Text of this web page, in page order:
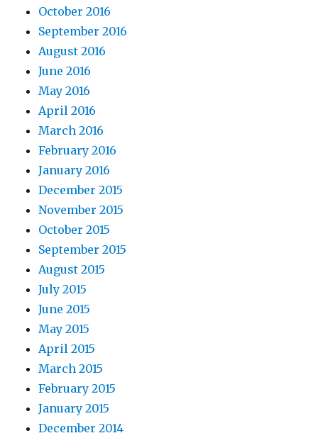
October 2016
September 2016
August 2016
June 2016
May 2016
April 2016
March 2016
February 2016
January 2016
December 2015
November 2015
October 2015
September 2015
August 2015
July 2015
June 2015
May 2015
April 2015
March 2015
February 2015
January 2015
December 2014